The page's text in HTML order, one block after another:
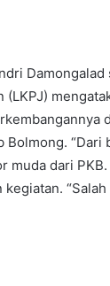
Bolmong.
muda dari